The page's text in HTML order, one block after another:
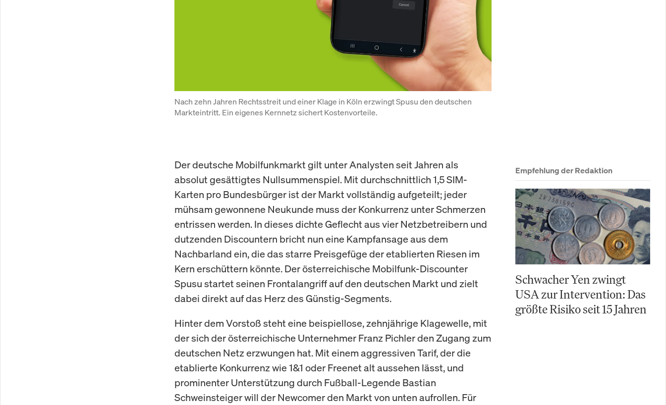
Nach zehn Jahren Rechtsstreit und einer Klage in Köln erzwingt Spusu den deutschen
Markteintritt. Ein eigenes Kernnetz sichert Kostenvorteile.
Der deutsche Mobilfunkmarkt gilt unter Analysten seit Jahren als
absolut gesättigtes Nullsummenspiel. Mit durchschnittlich 1,5 SIM-
Karten pro Bundesbürger ist der Markt vollständig aufgeteilt; jeder
mühsam gewonnene Neukunde muss der Konkurrenz unter Schmerzen
entrissen werden. In dieses dichte Geflecht aus vier Netzbetreibern und
dutzenden Discountern bricht nun eine Kampfansage aus dem
Nachbarland ein, die das starre Preisgefüge der etablierten Riesen im
Kern erschüttern könnte. Der österreichische Mobilfunk-Discounter
Spusu startet seinen Frontalangriff auf den deutschen Markt und zielt
dabei direkt auf das Herz des Günstig-Segments.
Hinter dem Vorstoß steht eine beispiellose, zehnjährige Klagewelle, mit
der sich der österreichische Unternehmer Franz Pichler den Zugang zum
deutschen Netz erzwungen hat. Mit einem aggressiven Tarif, der die
etablierte Konkurrenz wie 1&1 oder Freenet alt aussehen lässt, und
prominenter Unterstützung durch Fußball-Legende Bastian
Schweinsteiger will der Newcomer den Markt von unten aufrollen. Für
Empfehlung der Redaktion
Schwacher Yen zwingt
USA zur Intervention: Das
größte Risiko seit 15 Jahren